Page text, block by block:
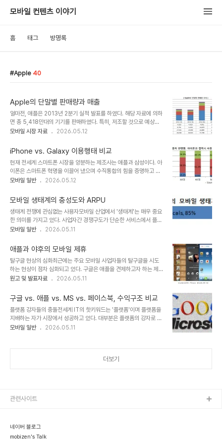
모바일 컨텐츠 이야기
홈 태그 방명록
Apple 40
Apple의 단말별 판매량과 매출
얼마전, 애플은 2013년 2분기 실적 발표를 하였다. 해당 자료에 의하
면 총 5,418만대의 기기를 판매하였다. 특히, 저조할 것으로 예상되
었던 iPhone 판매량은 3,124만대를 기록하여 시장을 놀라게 했다.
1,461만대를 기록하였다. 매출을 보면 애플은 이제는 모바일 기기를
판매하는 회사로 완전히 변모했음을 알 수 있다. iPhone의 매출은
181억달러이고 이는 전체 매출의 51.4%를 차지한다. iPad의 매출
도 63.7억달러로 48.9억달러를 기록한 Mac의 수익보다 높은 것으
로 나타났다. * 2013/08/01 20:04에 작성한 글의 백업본입니다.
모바일 시장 자료 2026.05.12
iPhone vs. Galaxy 이용행태 비교
현재 전세계 스마트폰 시장을 양분하는 제조사는 애플과 삼성이다. 아
이폰은 스마트폰 혁명을 이끌어 냈으며 수직통합의 힘을 증명하고 있
다. 삼성의 갤럭시 시리즈는 스마트폰의 대중화를 만들어낸 일등공신
생할 정도로 안드로이드 진영에서의 영향력이 막강하다. 안드로이드
와 iOS의 비교 자료는 몇차례 포스팅 했지만 아이폰과 갤럭시를 비교
한 적은 없어 이번에 관련 자료 몇가지를 공유해보고자 한다. * 참고
포스팅- 국내 iOS vs. Android 사용자 비교- Android와 iOS의
CTR 비교- iOS와 Android의 Mobile App 사용 유지율 비교- 전
모바일 일반 2026.05.12
모바일 생태계의 충성도와 ARPU
생태계 전쟁에 관심없는 사용자모바일 산업에서 '생태계'는 매우 중요
한 의미를 가지고 있다. 사업자간 경쟁구도가 단순한 서비스에서 플랫
폼으로 확대되면서 풍성한 생태계를 확보하는 것이 생존을 위한 필수
관심도가 매우 낮은 것으로 조사되었다.Forrester Research에서
전세계 IT 종사자 9766명을 대상으로 모바일 생태계에 대한 충성도
의 정도를 조사하였다. 조사 결과, 특정 생태계에 대한 선호도가 존재
하지 않는 'Free Radicals군'이 전체의 85%를 차지했다. 사용하는
여러 생태계 중에 특정 제품에 대한 선호도가 높은 'Loyalists군'은
다. 플랫..
모바일 일반 2026.05.11
애플과 야후의 모바일 제휴
탈구글 현상의 심화최근에는 주요 모바일 사업자들의 탈구글을 시도
하는 현상이 점차 심화되고 있다. 구글은 애플을 견제하고자 하는 제조
사와 통신사를 안드로이드를 통해 결집시키며 모바일 시장을 장악할
력을 갖추고 구글 플레이에서 플랫폼 지배력을 높이면서 대형사업자
들이 구글의 영향력을 벗어나고자 하는 시도가 시작되었다.대표적인
사례가 Android Clone의 등장이다. 아마존과 바이두는 안드로이드
를 기반으로 구글 서비스를 자사의 서비스로 대체하며 자체 OS를 개
발하였고 고유한 생태계를 구축하고 있다. 안드로이드의 대체제를 만
원고 및 발표자료 2026.05.11
구글 vs. 애플 vs. MS vs. 페이스북, 수익구조 비교
플랫폼 강자들의 충돌전세계 IT의 핫키워드는 '플랫폼'이며 플랫폼을
지배하는 자가 시장에서 성공하고 있다. 대부분은 플랫폼의 강자로 구
글, 애플, MS, 페이스북 등을 언급하는데 큰 이견은 없을 것이다. 이들
한다. 이럴 때면 항상 '단기간에 승자가 가려지지 않을 것'이라고 대답
명확한 차이를 이해하기 ..
모바일 일반 2026.05.11
더보기
네이버 블로그
mobizen's Talk
관련사이트